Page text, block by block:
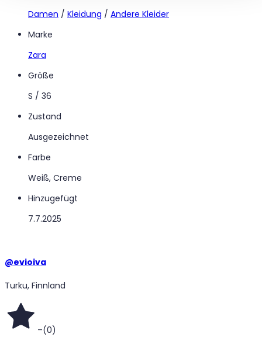
Damen / Kleidung / Andere Kleider
Marke
Zara
Größe
S / 36
Zustand
Ausgezeichnet
Farbe
Weiß, Creme
Hinzugefügt
7.7.2025
@evioiva
Turku, Finnland
–(0)